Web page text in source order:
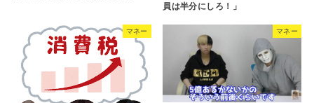
員は半分にしろ！」
マネー マネー